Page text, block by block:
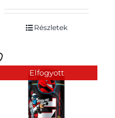
koffeinnel 500 ml
Részletek
Elfogyott